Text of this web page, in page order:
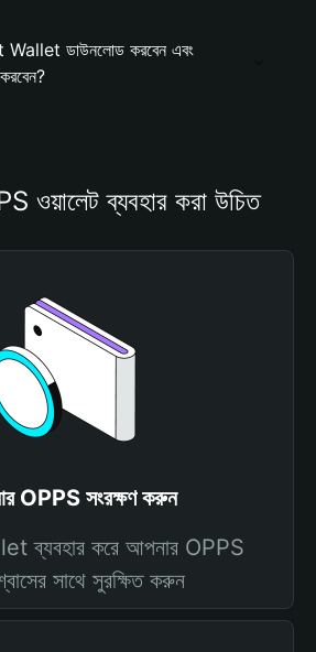
Wallet ডাউনলোড করবেন এবং
ওয়ালেট ব্যবহার করা উচিত
OPPS সংরক্ষণ করুন
ব্যবহার করে আপনার OPPS
সাথে সুরক্ষিত করুন